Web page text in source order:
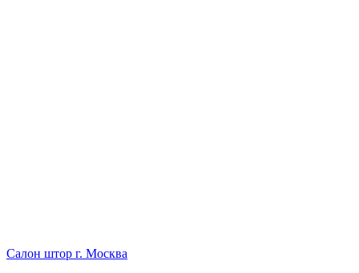
Салон штор г. Москва